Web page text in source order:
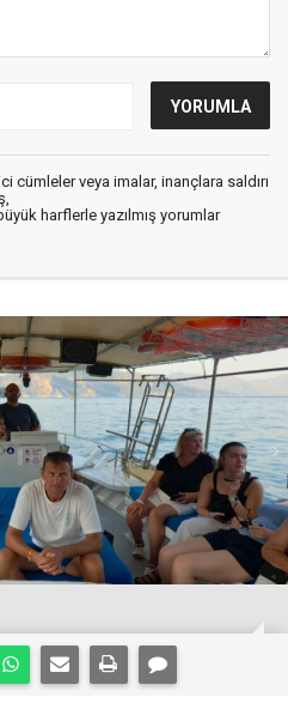
cümleler veya imalar, inançlara saldırı
harflerle yazılmış yorumlar